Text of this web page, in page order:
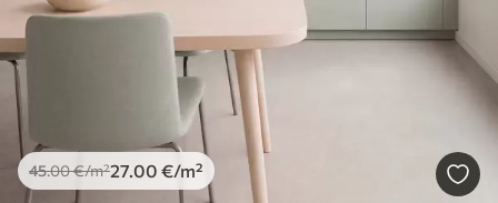
45.00€/m²27.00 €/m²